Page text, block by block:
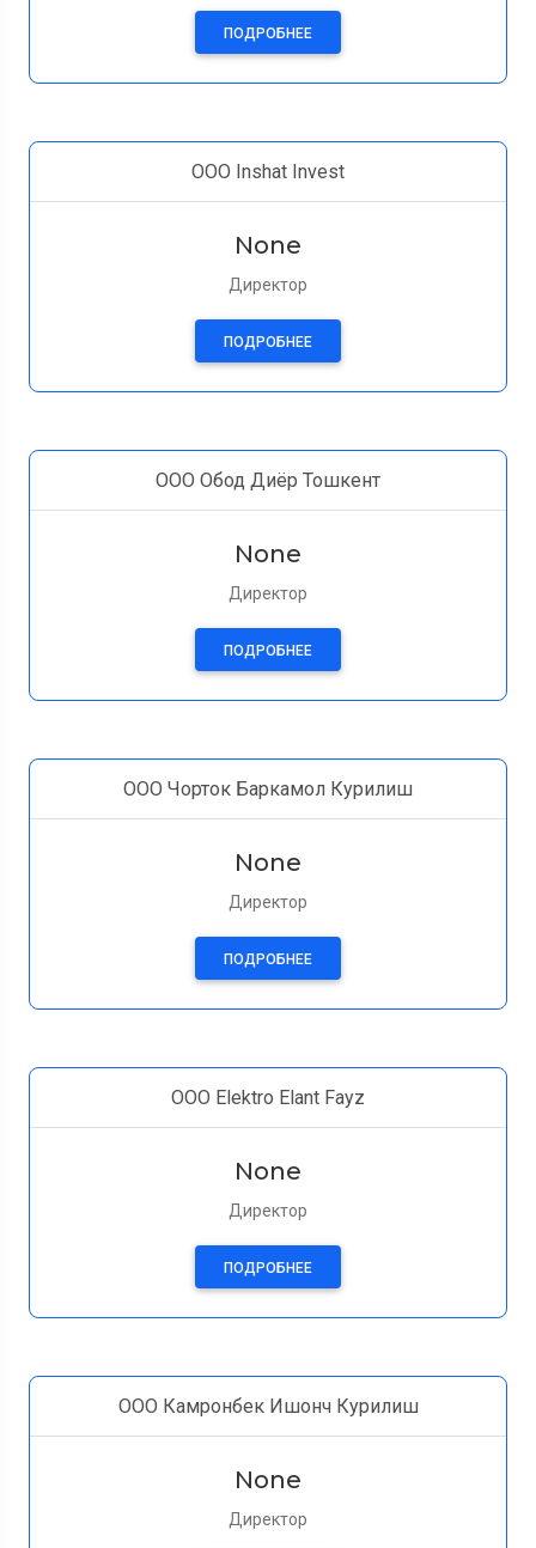
ПОДРОБНЕЕ
ООО Inshat Invest
None
Директор
ПОДРОБНЕЕ
ООО Обод Диёр Тошкент
None
Директор
ПОДРОБНЕЕ
ООО Чорток Баркамол Курилиш
None
Директор
ПОДРОБНЕЕ
ООО Elektro Elant Fayz
None
Директор
ПОДРОБНЕЕ
ООО Камронбек Ишонч Курилиш
None
Директор